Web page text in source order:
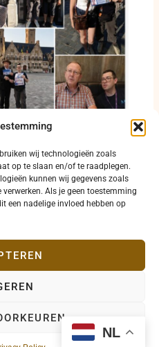
wij technologieën zoals
op te slaan en/of te raadplegen.
kunnen wij gegevens zoals
Als je geen toestemming
een nadelige invloed hebben op
Disability
echt nodig is
|Privacy
NL